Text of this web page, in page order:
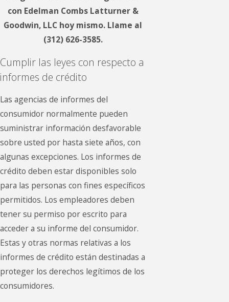
con Edelman Combs Latturner &
Goodwin, LLC hoy mismo. Llame al
(312) 626-3585.
Cumplir las leyes con respecto a
informes de crédito
Las agencias de informes del
consumidor normalmente pueden
suministrar información desfavorable
sobre usted por hasta siete años, con
algunas excepciones. Los informes de
crédito deben estar disponibles solo
para las personas con fines específicos
permitidos. Los empleadores deben
tener su permiso por escrito para
acceder a su informe del consumidor.
Estas y otras normas relativas a los
informes de crédito están destinadas a
proteger los derechos legítimos de los
consumidores.